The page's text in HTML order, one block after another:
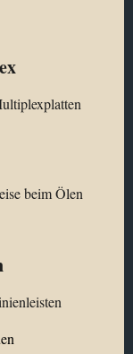
beim Ölen